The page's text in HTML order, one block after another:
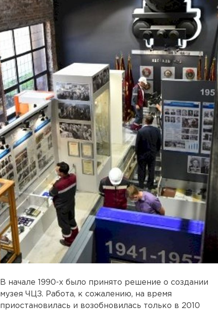
В начале 1990-х было принято решение о создании
музея ЧЦЗ. Работа, к сожалению, на время
приостановилась и возобновилась только в 2010